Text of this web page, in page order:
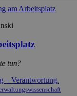
tun?
– Verantwortung.